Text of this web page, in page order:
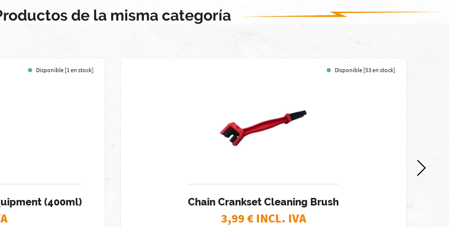
de la misma categoría
Disponible [1 en stock]
(400ml)
Disponible [53 en stock]
Chain Crankset Cleaning Brush
3,99€ INCL. IVA